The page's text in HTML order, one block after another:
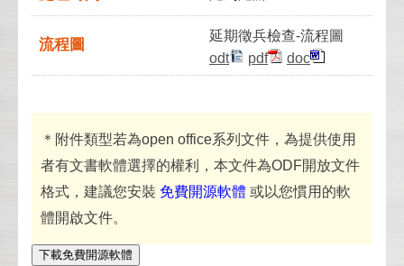
流程圖
延期徵兵檢查-流程圖
odt
pdf doc
＊附件類型若為open office系列文件，為提供使用
者有文書軟體選擇的權利，本文件為ODF開放文件
格式，建議您安裝 免費開源軟體 或以您慣用的軟
體開啟文件。
下載免費開源軟體